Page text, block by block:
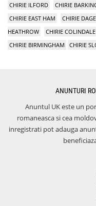
CHIRIE ILFORD
CHIRIE
CHIRIE EAST HAM
CHIRIE
HEATHROW
CHIRIE COLINDALE
CHIRIE BIRMINGHAM
CHIRIE
ANUNTURI
Anuntul UK este un
romaneasca si cea
inregistrati pot adauga